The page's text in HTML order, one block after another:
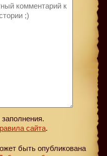
сайта.
быть опубликована